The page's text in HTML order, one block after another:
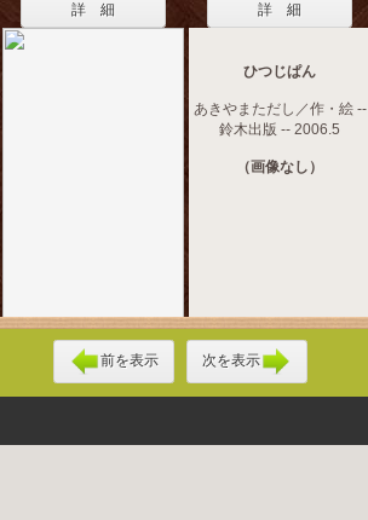
詳 細 詳 細
ひつじぱん
あきやまただし／作・絵 --
鈴木出版 -- 2006.5
（画像なし）
前を表示 次を表示